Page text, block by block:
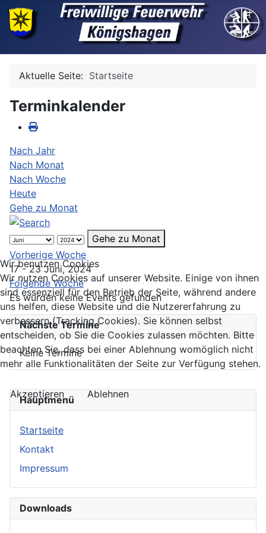
Hauptmenü
Startseite
Kontakt
Impressum
Downloads
Aktuelle Seite: Startseite
Terminkalender
Nach Jahr
Nach Monat
Nach Woche
Heute
Gehe zu Monat
Gehe zu Monat
Vorherige Woche
17 - 23 Juni, 2024
Folgende Woche
Es wurden keine Events gefunden
Nächste Termine
Keine Termine
Wir benutzen Cookies
Wir nutzen Cookies auf unserer Website. Einige von ihnen
sind essenziell für den Betrieb der Seite, während andere
uns helfen, diese Website und die Nutzererfahrung zu
verbessern (Tracking Cookies). Sie können selbst
entscheiden, ob Sie die Cookies zulassen möchten. Bitte
beachten Sie, dass bei einer Ablehnung womöglich nicht
mehr alle Funktionalitäten der Seite zur Verfügung stehen.
Akzeptieren Ablehnen